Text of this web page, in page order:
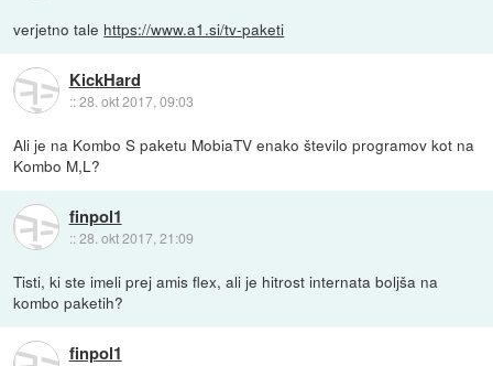
verjetno tale https://www.a1.si/tv-paketi
KickHard
::28. okt 2017, 09:03
Ali je na Kombo S paketu MobiaTV enako število programov kot na
Kombo M,L?
finpol1
::28. okt 2017, 21:09
Tisti, ki ste imeli prej amis flex, ali je hitrost internata boljša na
kombo paketih?
finpol1